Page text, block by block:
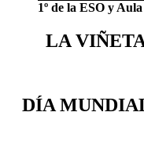
1º de la ESO y
LA
DÍA